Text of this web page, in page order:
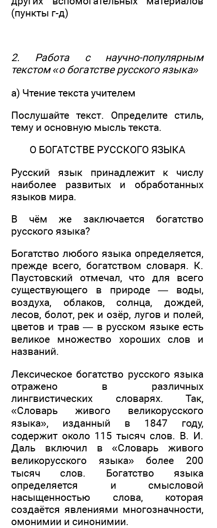
(пункты г-д)
2. Работа с научно-популярным
текстом «о богатстве русского языка»
а) Чтение текста учителем
Послушайте текст. Определите стиль,
тему и основную мысль текста.
О БОГАТСТВЕ РУССКОГО ЯЗЫКА
Русский язык принадлежит к числу
наиболее развитых и обработанных
языков мира.
В чём же заключается богатство
русского языка?
Богатство любого языка определяется,
прежде всего, богатством словаря. К.
Паустовский отмечал, что для всего
существующего в природе — воды,
воздуха, облаков, солнца, дождей,
лесов, болот, рек и озёр, лугов и полей,
цветов и трав — в русском языке есть
великое множество хороших слов и
названий.
Лексическое богатство русского языка
отражено в различных
лингвистических словарях. Так,
«Словарь живого великорусского
языка», изданный в 1847 году,
содержит около 115 тысяч слов. В. И.
Даль включил в «Словарь живого
великорусского языка» более 200
тысяч слов. Богатство языка
определяется и смысловой
насыщенностью слова, которая
создаётся явлениями многозначности,
омонимии и синонимии.